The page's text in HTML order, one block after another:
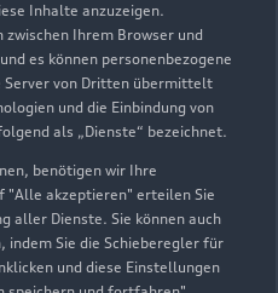
Inhalte anzuzeigen.
Ihrem Browser und
es können personenbezogene
Server von Dritten übermittelt
und die Einbindung von
als „Dienste“ bezeichnet.
benötigen wir Ihre
"Alle akzeptieren" erteilen Sie
aller Dienste. Sie können auch
Sie die Schieberegler für
und diese Einstellungen